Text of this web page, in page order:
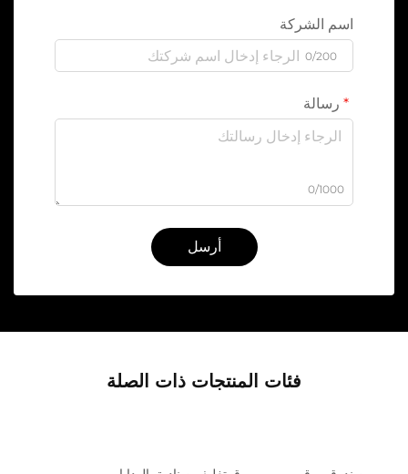
اسم الشركة
0/200
رسالة
0/1000
أرسل
فئات المنتجات ذات الصلة